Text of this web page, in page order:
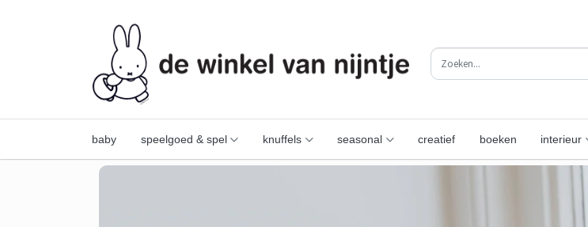
baby speelgoed & spel knuffels seasonal creatief boeken interieur